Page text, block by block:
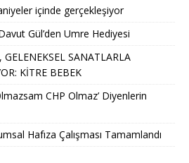
içinde gerçekleşiyor
Gül’den Umre Hediyesi
SANATLARLA
KİTRE BEBEK
CHP Olmaz’ Diyenlerin
Hafıza Çalışması Tamamlandı